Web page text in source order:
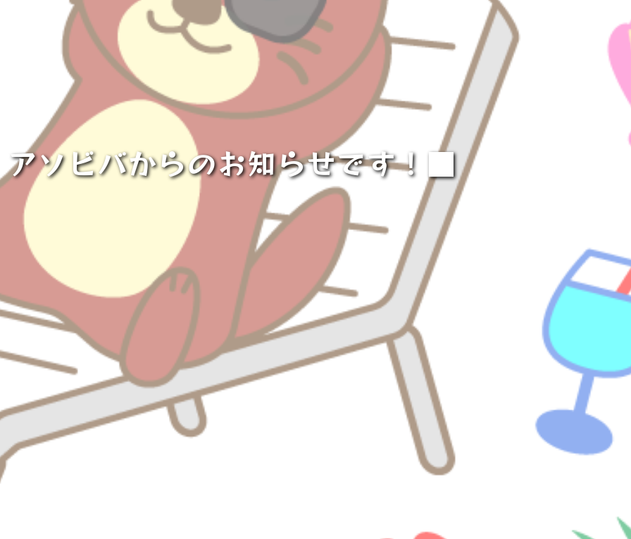
アソビバからのお知らせです！■